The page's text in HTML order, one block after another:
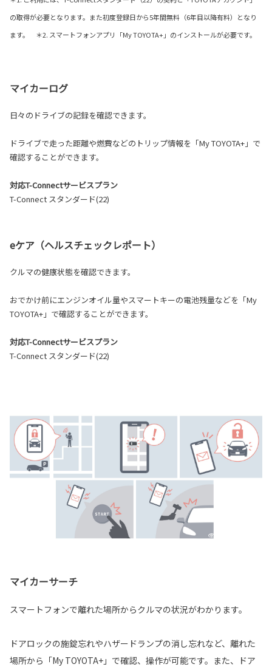
の取得が必要となります。また初度登録日から5年間無料（6年目以降有料）となり
ます。 ＊2. スマートフォンアプリ「My TOYOTA+」のインストールが必要です。
マイカーログ
日々のドライブの記録を確認できます。
ドライブで走った距離や燃費などのトリップ情報を「My TOYOTA+」で
確認することができます。
対応T-Connectサービスプラン
T-Connect スタンダード(22)
eケア（ヘルスチェックレポート）
クルマの健康状態を確認できます。
おでかけ前にエンジンオイル量やスマートキーの電池残量などを「My
TOYOTA+」で確認することができます。
対応T-Connectサービスプラン
T-Connect スタンダード(22)
マイカーサーチ
スマートフォンで離れた場所からクルマの状況がわかります。
ドアロックの施錠忘れやハザードランプの消し忘れなど、離れた
場所から「My TOYOTA+」で確認、操作が可能です。また、ドア